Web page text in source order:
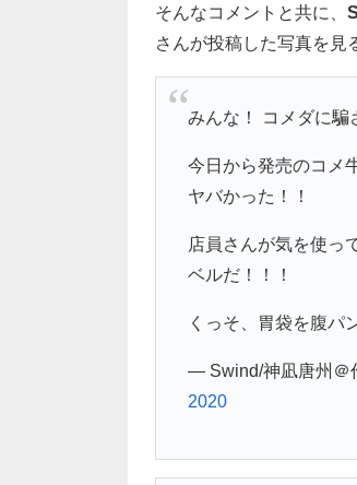
そんなコメントと共に、
さんが投稿した写真を見
みんな！ コメダに騙
今日から発売のコメ
ヤバかった！！
店員さんが気を使っ
ベルだ！！！
くっそ、胃袋を腹
— Swind/神凪唐州＠
2020